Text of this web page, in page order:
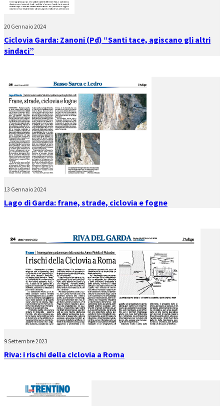
20 Gennaio 2024
Ciclovia Garda: Zanoni (Pd) “Santi tace, agiscano gli altri
sindaci”
13 Gennaio 2024
Lago di Garda: frane, strade, ciclovia e fogne
9 Settembre 2023
Riva: i rischi della ciclovia a Roma